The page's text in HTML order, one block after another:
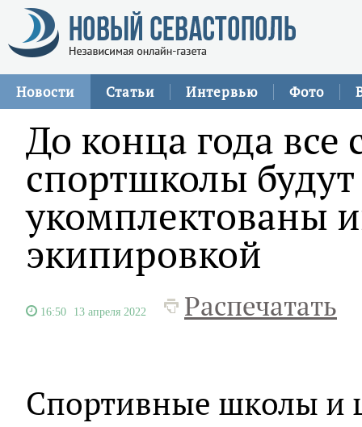
Новости Статьи Интервью Фото
До конца года все
спортшколы
укомплектованы
экипировкой
16:50 13 апреля 2022 Распечатать
Спортивные школы и